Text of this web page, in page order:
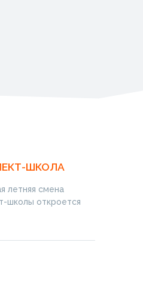
ШКОЛА
летняя смена
школы откроется